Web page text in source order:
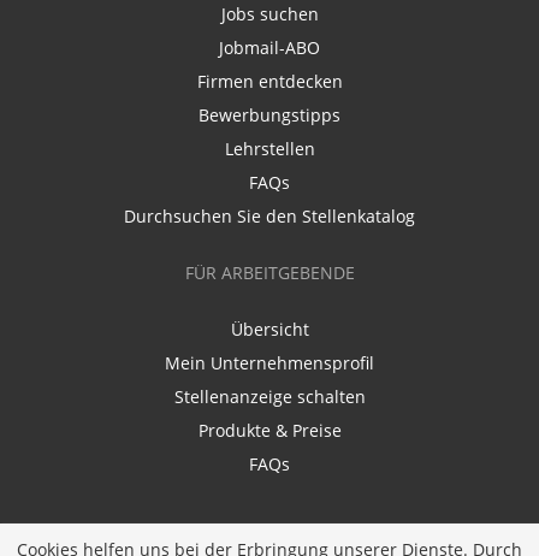
Jobs suchen
Jobmail-ABO
Firmen entdecken
Bewerbungstipps
Lehrstellen
FAQs
Durchsuchen Sie den Stellenkatalog
FÜR ARBEITGEBENDE
Übersicht
Mein Unternehmensprofil
Stellenanzeige schalten
Produkte & Preise
FAQs
Cookies helfen uns bei der Erbringung unserer Dienste. Durch